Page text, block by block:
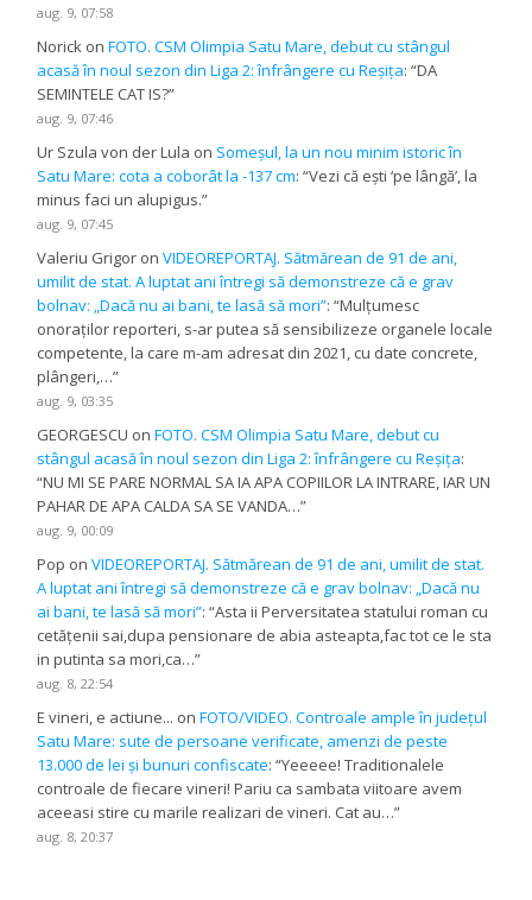
aug. 9, 07:58
Norick onFOTO. CSM Olimpia Satu Mare, debut cu stângul
acasă în noul sezon din Liga 2: înfrângere cu Reșița: “DA
SEMINTELE CAT IS?”
aug. 9, 07:46
Ur Szula von der Lula on Someșul, la un nou minim istoric în
Satu Mare: cota a coborât la -137 cm: “Vezi că ești ‘pe lângă’, la
minus faci un alupigus.”
aug. 9, 07:45
Valeriu Grigor onVIDEOREPORTAJ. Sătmărean de 91 de ani,
umilit de stat. A luptat ani întregi să demonstreze că e grav
bolnav: „Dacă nu ai bani, te lasă să mori”: “Mulțumesc
onoraților reporteri, s-ar putea să sensibilizeze organele locale
competente, la care m-am adresat din 2021, cu date concrete,
plângeri,…”
aug. 9, 03:35
GEORGESCU onFOTO. CSM Olimpia Satu Mare, debut cu
stângul acasă în noul sezon din Liga 2: înfrângere cu Reșița:
“NU MI SE PARE NORMAL SA IA APA COPIILOR LA INTRARE, IAR UN
PAHAR DE APA CALDA SA SE VANDA…”
aug. 9, 00:09
Pop onVIDEOREPORTAJ. Sătmărean de 91 de ani, umilit de stat.
A luptat ani întregi să demonstreze că e grav bolnav: „Dacă nu
ai bani, te lasă să mori”: “Asta ii Perversitatea statului roman cu
cetățenii sai,dupa pensionare de abia asteapta,fac tot ce le sta
in putinta sa mori,ca…”
aug. 8, 22:54
E vineri, e actiune... onFOTO/VIDEO. Controale ample în județul
Satu Mare: sute de persoane verificate, amenzi de peste
13.000 de lei și bunuri confiscate: “Yeeeee! Traditionalele
controale de fiecare vineri! Pariu ca sambata viitoare avem
aceeasi stire cu marile realizari de vineri. Cat au…”
aug. 8, 20:37